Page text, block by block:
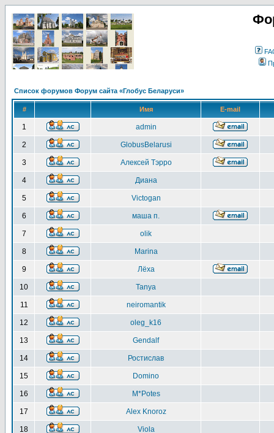
Список форумов Форум сайта «Глобус Беларуси»
# Имя E-mail
1 admin
2 GlobusBelarusi
3 Алексей Тэрро
4 Диана
5 Victogan
6 маша п.
7 olik
8 Marina
9 Лёха
10 Tanya
11 neiromantik
12 oleg_k16
13 Gendalf
14 Ростислав
15 Domino
16 M*Potes
17 Alex Knoroz
18 Viola